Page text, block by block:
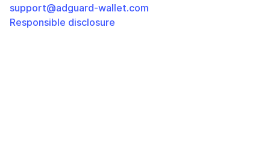
support@adguard-wallet.com
Responsible disclosure